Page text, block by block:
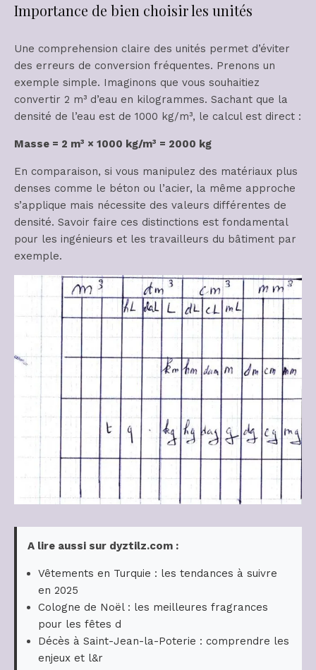
Importance de bien choisir les unités
Une comprehension claire des unités permet d’éviter
des erreurs de conversion fréquentes. Prenons un
exemple simple. Imaginons que vous souhaitiez
convertir 2 m³ d’eau en kilogrammes. Sachant que la
densité de l’eau est de 1000 kg/m³, le calcul est direct :
Masse = 2 m³ × 1000 kg/m³ = 2000 kg
En comparaison, si vous manipulez des matériaux plus
denses comme le béton ou l’acier, la même approche
s’applique mais nécessite des valeurs différentes de
densité. Savoir faire ces distinctions est fondamental
pour les ingénieurs et les travailleurs du bâtiment par
exemple.
A lire aussi sur dyztilz.com :
Vêtements en Turquie : les tendances à suivre
en 2025
Cologne de Noël : les meilleures fragrances
pour les fêtes d
Décès à Saint-Jean-la-Poterie : comprendre les
enjeux et l&r